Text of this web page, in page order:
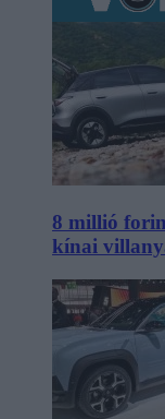
8 millió
kínai